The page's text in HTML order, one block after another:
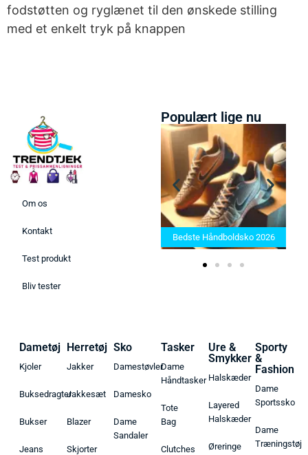
fodstøtten og ryglænet til den ønskede stilling
med et enkelt tryk på knappen
Om os
Kontakt
Test produkt
Bliv tester
Populært lige nu
Bedste Saunatæppe 2025 –
Find de bedste produkter her!
Bedste Håndboldsko 2026
Dametøj
Kjoler
Buksedragter
Bukser
Jeans
Herretøj
Jakker
Jakkesæt
Blazer
Skjorter
Sko
Damestøvler
Damesko
Dame
Sandaler
Tasker
Dame
Håndtasker
Tote
Bag
Clutches
Ure &
Smykker
Halskæder
Layered
Halskæder
Øreringe
Sporty
&
Fashion
Dame
Sportssko
Dame
Træningstøj